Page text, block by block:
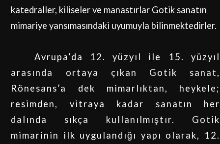
katedraller, kiliseler ve manastırlar Gotik sanatın
mimariye yansımasındaki uyumuyla bilinmektedirler.
Avrupa’da 12. yüzyıl ile 15. yüzyıl
arasında ortaya çıkan Gotik sanat,
Rönesans’a dek mimarlıktan, heykele;
resimden, vitraya kadar sanatın her
dalında sıkça kullanılmıştır. Gotik
mimarinin ilk uygulandığı yapı olarak, 12.